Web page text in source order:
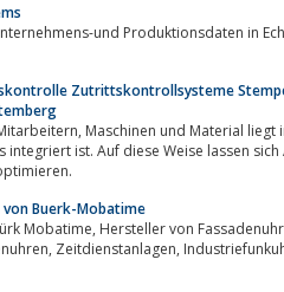
und Produktionsdaten in Echtzeit.
Zutrittskontrollsysteme
systemgesteuerten
Buerk-Mobatime